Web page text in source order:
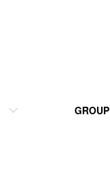
GROUP